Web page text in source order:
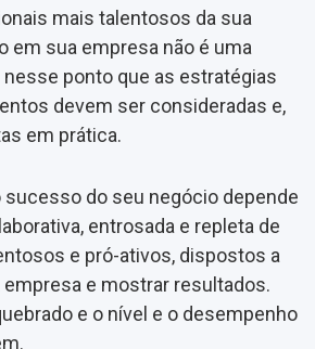
mais talentosos da sua
em sua empresa não é uma
ponto que as estratégias
devem ser consideradas e,
em prática.
sucesso do seu negócio depende
entrosada e repleta de
e pró-ativos, dispostos a
e mostrar resultados.
e o nível e o desempenho